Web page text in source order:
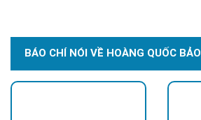
BÁO CHÍ NÓI VỀ HOÀNG QUỐC BẢO